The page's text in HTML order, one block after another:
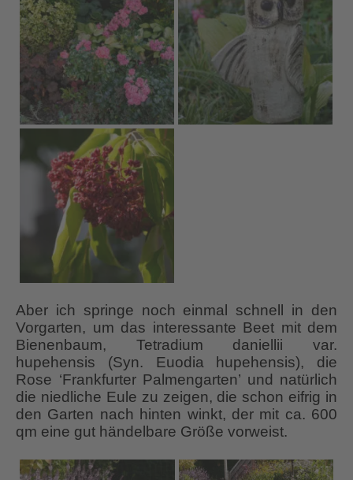
Aber ich springe noch einmal schnell in den
Vorgarten, um das interessante Beet mit dem
Bienenbaum, Tetradium daniellii var.
hupehensis (Syn. Euodia hupehensis), die
Rose ‘Frankfurter Palmengarten’ und natürlich
die niedliche Eule zu zeigen, die schon eifrig in
den Garten nach hinten winkt, der mit ca. 600
qm eine gut händelbare Größe vorweist.